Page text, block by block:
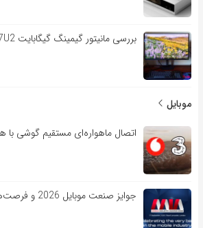
بررسی مانیتور گیمینگ گیگابایت MO27U2 با کیفیت 4K
موبایل
اتصال ماهواره‌ای مستقیم گوشی‌ با
جوایز صنعت موبایل 2026 و فرصت‌های جدید برای برندها